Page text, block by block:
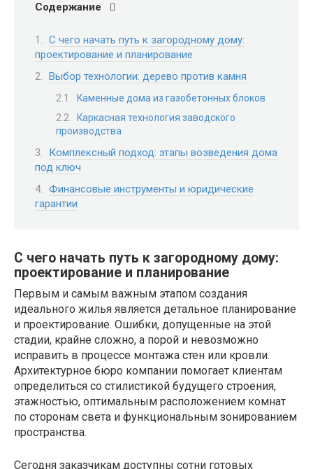
Содержание
С чего начать путь к загородному дому:
проектирование и планирование
Выбор технологии: дерево против камня
Каменные дома из газобетонных блоков
Каркасная технология заводского
производства
Комплексный подход: этапы возведения дома
под ключ
Финансовые инструменты и юридические
гарантии
С чего начать путь к загородному дому:
проектирование и планирование
Первым и самым важным этапом создания
идеального жилья является детальное планирование
и проектирование. Ошибки, допущенные на этой
стадии, крайне сложно, а порой и невозможно
исправить в процессе монтажа стен или кровли.
Архитектурное бюро компании помогает клиентам
определиться со стилистикой будущего строения,
этажностью, оптимальным расположением комнат
по сторонам света и функциональным зонированием
пространства.
Сегодня заказчикам доступны сотни готовых